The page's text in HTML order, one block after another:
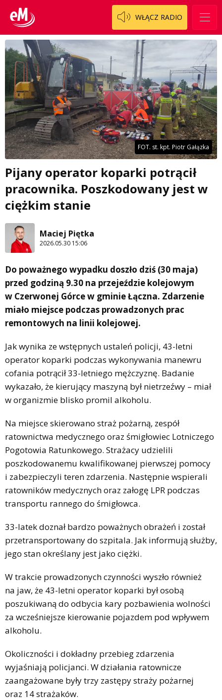
WŁĄCZ RADIO
FOT. st. kpt. Piotr Gałązka
Pijany operator koparki potrącił
pracownika. Poszkodowany jest w
ciężkim stanie
Maciej Piętka
2026.05.30 15:06
Do poważnego wypadku doszło dziś (30 maja)
przed godziną 9.30 na przejeździe kolejowym
w Czerwonej Górce w gminie Łączna. Zdarzenie
miało miejsce podczas prowadzonych prac
remontowych na linii kolejowej.
Jak wynika ze wstępnych ustaleń policji, 43-letni
operator koparki podczas wykonywania manewru
cofania potrącił 33-letniego mężczyznę. Badanie
wykazało, że kierujący maszyną był nietrzeźwy – miał
w organizmie blisko promil alkoholu.
Na miejsce skierowano straż pożarną, zespół
ratownictwa medycznego oraz śmigłowiec Lotniczego
Pogotowia Ratunkowego. Strażacy udzielili
poszkodowanemu kwalifikowanej pierwszej pomocy
i zabezpieczyli teren zdarzenia. Następnie wspierali
ratowników medycznych oraz załogę LPR podczas
transportu rannego do śmigłowca.
33-latek doznał bardzo poważnych obrażeń i został
przetransportowany do szpitala. Jak informują służby,
jego stan określany jest jako ciężki.
W trakcie prowadzonych czynności wyszło również
na jaw, że 43-letni operator koparki był osobą
poszukiwaną do odbycia kary pozbawienia wolności
za wcześniejsze kierowanie pojazdem pod wpływem
alkoholu.
Okoliczności i dokładny przebieg zdarzenia
wyjaśniają policjanci. W działania ratownicze
zaangażowane były trzy zastępy straży pożarnej
oraz 14 strażaków.